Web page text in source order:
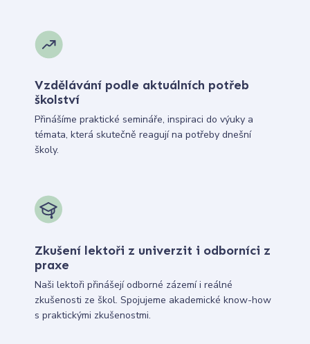
Vzdělávání podle aktuálních potřeb
školství
Přinášíme praktické semináře, inspiraci do výuky a
témata, která skutečně reagují na potřeby dnešní
školy.
Zkušení lektoři z univerzit i odborníci z
praxe
Naši lektoři přinášejí odborné zázemí i reálné
zkušenosti ze škol. Spojujeme akademické know-how
s praktickými zkušenostmi.